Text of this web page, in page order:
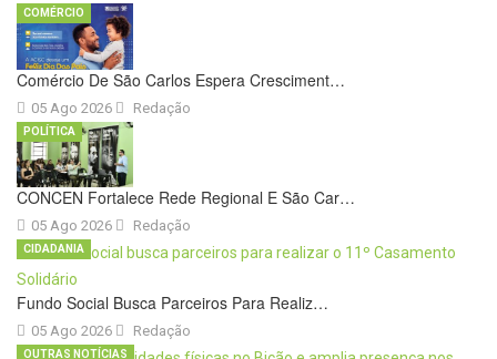
Comércio De São Carlos Espera Cresciment…
05 Ago 2026
COMÉRCIO
Redação
CONCEN Fortalece Rede Regional E São Car…
05 Ago 2026
POLÍTICA
Redação
Fundo Social Busca Parceiros Para Realiz…
05 Ago 2026
CIDADANIA
Redação
OUTRAS NOTÍCIAS